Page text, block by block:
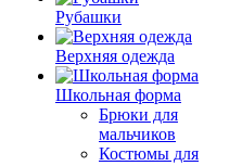
Рубашки
Верхняя одежда
Школьная форма
Брюки для
мальчиков
Костюмы для